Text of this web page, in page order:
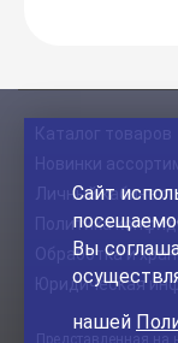
Каталог товаров
Новинки
Личный кабинет
Политика
Обработка и
Юридическая
Сайт
Вы
нашей